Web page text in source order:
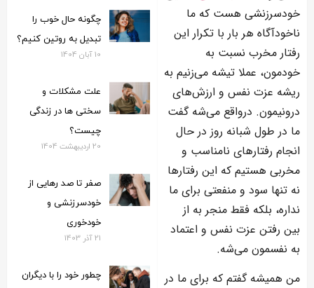
خودسرزنشی هست که ما
ناخودآگاه هر بار با تکرار این
رفتار مخرب نسبت به
خودمون، عملا تیشه می‌زنیم به
ریشه عزت نفس و ارزش‌های
درونیمون. درواقع می‌شه گفت
ما در طول شبانه روز در حال
انجام رفتارهای نامناسب و
مخربی هستیم که این رفتارها
نه تنها سود و منفعتی برای ما
نداره، بلکه فقط منجر به از
بین رفتن عزت نفس و اعتماد
به نفسمون می‌شه.
من همیشه گفتم که برای ما در
چگونه حال خوب را
تبدیل به روتین کنیم؟
10 آبان 1404
علت مشکلات و
سختی ها در زندگی
چیست؟
20 اردیبهشت 1404
صفر تا صد رهایی از
خودسرزنشی و
خودخوری
21 آذر 1403
چطور خود را با دیگران